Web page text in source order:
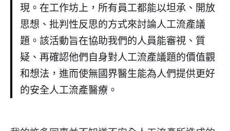
現。在工作坊上，所有員工都能以坦承、開放
思想、批判性反思的方式來討論人工流產議
題。該活動旨在協助我們的人員能審視、質
疑、再確認他們自身對人工流產議題的價值觀
和想法，進而使無國界醫生能為人們提供更好
的安全人工流產醫療。